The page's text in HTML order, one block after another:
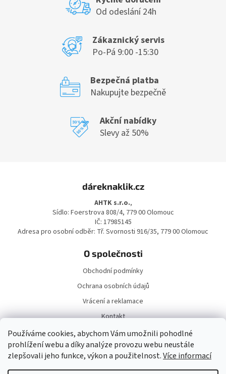
Používáme cookies, abychom Vám umožnili pohodlné
prohlížení webu a díky analýze provozu webu neustále
zlepšovali jeho funkce, výkon a použitelnost.Více informací
Od odeslání 24h
Zákaznický servis
Po-Pá 9:00 -15:30
Bezpečná platba
Nakupujte bezpečně
Akční nabídky
Slevy až 50%
dáreknaklik.cz
AHTK s.r.o.,
Sídlo: Foerstrova 808/4, 779 00 Olomouc
IČ: 17985145
Adresa pro osobní odběr: Tř. Svornosti 916/35, 779 00 Olomouc
O společnosti
Obchodní podmínky
Ochrana osobních údajů
Vrácení a reklamace
Kontakt
Doprava a platba